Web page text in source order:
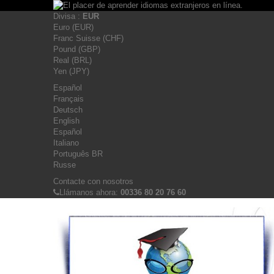
Divisa : EUR
Euro (EUR)
Franc Suisse (CHF)
Pound (GBP)
Real (BRL)
Yen (JPY)
Español
Français
Deutsch
English
Español
Italiano
Português BR
Russe
Contacte con nosotros
Llámanos ahora: 00336 80 20 76 60